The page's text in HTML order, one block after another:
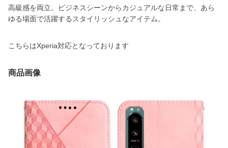
高級感を両立。ビジネスシーンからカジュアルな日常まで、あら
ゆる場面で活躍するスタイリッシュなアイテム。
こちらはXperia対応となっております
商品画像